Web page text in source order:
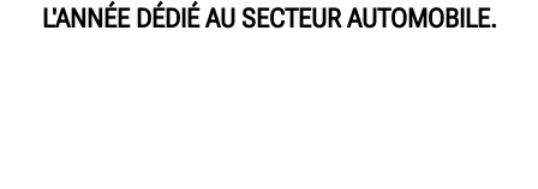
L'ANNÉE DÉDIÉ AU SECTEUR AUTOMOBILE.